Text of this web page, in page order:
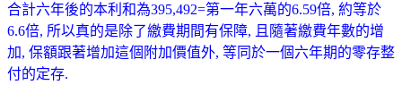
合計六年後的本利和為395,492=第一年六萬的6.59倍, 約等於
6.6倍, 所以真的是除了繳費期間有保障, 且隨著繳費年數的增
加, 保額跟著增加這個附加價值外, 等同於一個六年期的零存整
付的定存.